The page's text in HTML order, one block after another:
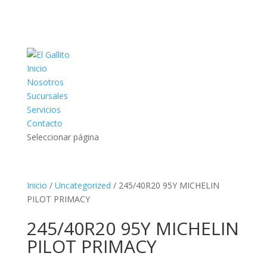
Inicio
Nosotros
Sucursales
Servicios
Contacto
Seleccionar página
Inicio / Uncategorized / 245/40R20 95Y MICHELIN
PILOT PRIMACY
245/40R20 95Y MICHELIN
PILOT PRIMACY